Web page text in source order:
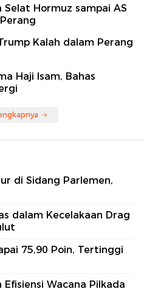
Selat Hormuz sampai AS
Kalah dalam Perang
Haji Isam, Bahas
di Sidang Parlemen,
dalam Kecelakaan Drag
75,90 Poin, Tertinggi
Wacana Pilkada